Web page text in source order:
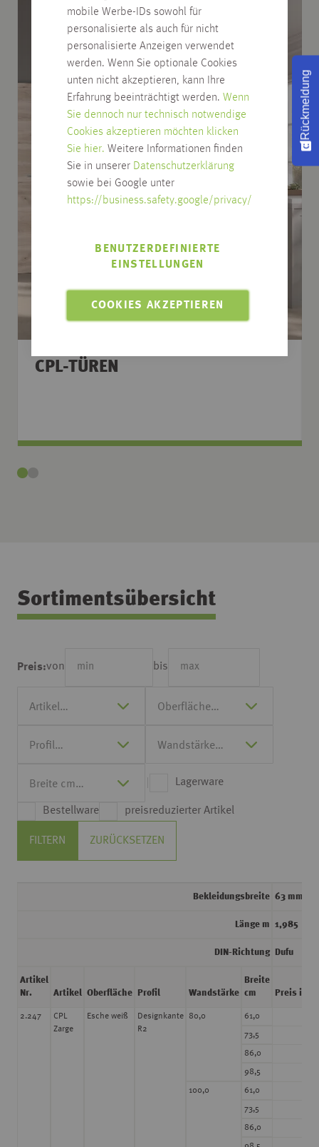
mobile Werbe-IDs sowohl für
personalisierte als auch für nicht
personalisierte Anzeigen verwendet
werden. Wenn Sie optionale Cookies
unten nicht akzeptieren, kann Ihre
Erfahrung beeinträchtigt werden. Wenn
Sie dennoch nur technisch notwendige
Cookies akzeptieren möchten klicken
Sie hier. Weitere Informationen finden
Sie in unserer Datenschutzerklärung
sowie bei Google unter
https://business.safety.google/privacy/
COOKIES AKZEPTIEREN
BENUTZERDEFINIERTE
EINSTELLUNGEN
CPL-TÜREN
Sortimentsübersicht
Preis:von bis
Lagerware
Bestellware preisreduzierter Artikel
FILTERN ZURÜCKSETZEN
2.247
CPL
Zarge
Esche weiß
Designkante
R2
80,0 61,0
73,5
86,0
98,5
100,0 61,0
73,5
86,0
Bekleidungsbreite 63 mm
Länge m 1,985
DIN-Richtung Dufu
Artikel
Nr.
Artikel Oberfläche Profil Wandstärke
Breite
cm
Preis in €
Rückmeldung